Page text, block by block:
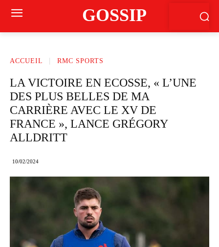
GOSSIP
ACCUEIL RMC SPORTS
LA VICTOIRE EN ECOSSE, « L’UNE
DES PLUS BELLES DE MA
CARRIÈRE AVEC LE XV DE
FRANCE », LANCE GRÉGORY
ALLDRITT
10/02/2024